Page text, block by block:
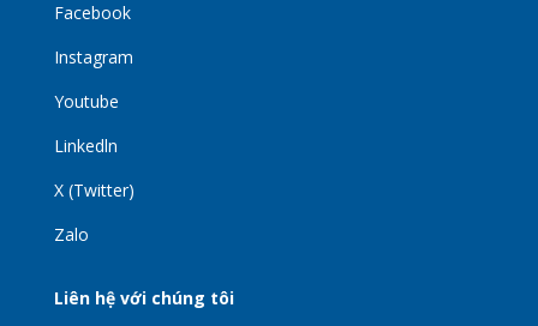
Facebook
Instagram
Youtube
Linkedln
X (Twitter)
Zalo
Liên hệ với chúng tôi